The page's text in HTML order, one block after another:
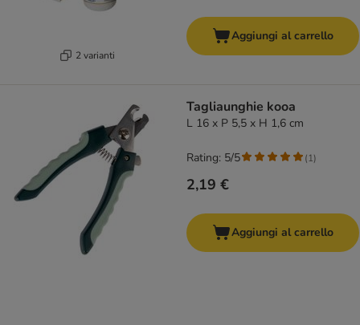
2 varianti
Aggiungi al carrello
Tagliaunghie kooa
L 16 x P 5,5 x H 1,6 cm
2,19 €
Rating: 5/5 (1)
Aggiungi al carrello